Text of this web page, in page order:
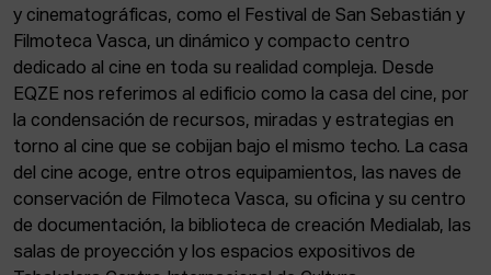
y cinematográficas, como el Festival de San Sebastián y
Filmoteca Vasca, un dinámico y compacto centro
dedicado al cine en toda su realidad compleja. Desde
EQZE nos referimos al edificio como la casa del cine, por
la condensación de recursos, miradas y estrategias en
torno al cine que se cobijan bajo el mismo techo. La casa
del cine acoge, entre otros equipamientos, las naves de
conservación de Filmoteca Vasca, su oficina y su centro
de documentación, la biblioteca de creación Medialab, las
salas de proyección y los espacios expositivos de